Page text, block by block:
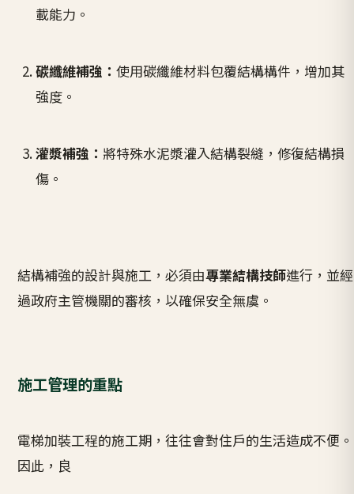
載能力。
碳纖維補強： 使用碳纖維材料包覆結構構件，增加其
強度。
灌漿補強： 將特殊水泥漿灌入結構裂縫，修復結構損
傷。
結構補強的設計與施工，必須由專業結構技師進行，並經
過政府主管機關的審核，以確保安全無虞。
施工管理的重點
電梯加裝工程的施工期，往往會對住戶的生活造成不便。
因此，良